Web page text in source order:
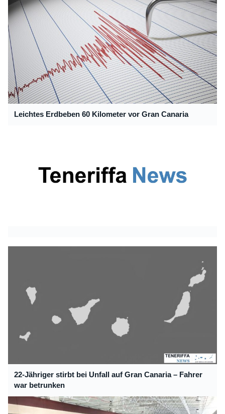
Leichtes Erdbeben 60 Kilometer vor Gran Canaria
22-Jähriger stirbt bei Unfall auf Gran Canaria – Fahrer
war betrunken